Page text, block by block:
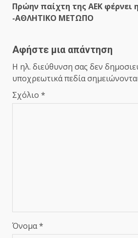
Πρώην παίχτη της ΑΕΚ φέρνει
-ΑΘΛΗΤΙΚΟ METΩΠΟ
Αφήστε μια απάντηση
Η ηλ. διεύθυνση σας δεν
υποχρεωτικά πεδία
Σχόλιο *
Όνομα*